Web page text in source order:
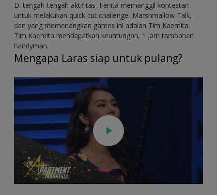
Di tengah-tengah aktifitas, Fenita memanggil kontestan
untuk melakukan quick cut challenge, Marshmallow Talk,
dan yang memenangkan games ini adalah Tim Kaemita.
Tim Kaemita mendapatkan keuntungan, 1 jam tambahan
handyman.
Mengapa Laras siap untuk pulang?